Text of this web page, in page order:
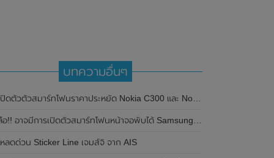
บทความอื่นๆ
ดตัวตัวสมาร์ทโฟนราคาประหยัด Nokia C300 และ Nokia C110 อย่างเป็นทางการแล้ว
!! อาจมีการเปิดตัวสมาร์ทโฟนหน้าจอพับได้ Samsung Galaxy Z Fold 6 Ultra ในปี 2024 นี้ด้วย
หลดด่วน Sticker Line เจมส์จิ จาก AIS